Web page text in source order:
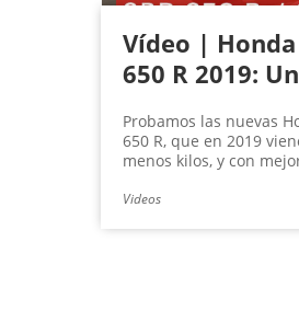
Vídeo | Honda
650 R 2019:
Probamos las nuevas
650 R, que en 2019
menos kilos, y con
Videos